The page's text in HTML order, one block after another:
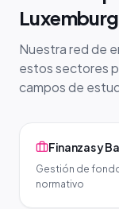
Nuestra red de
estos sectores
campos de
Finanzas y
Gestión de
normativo